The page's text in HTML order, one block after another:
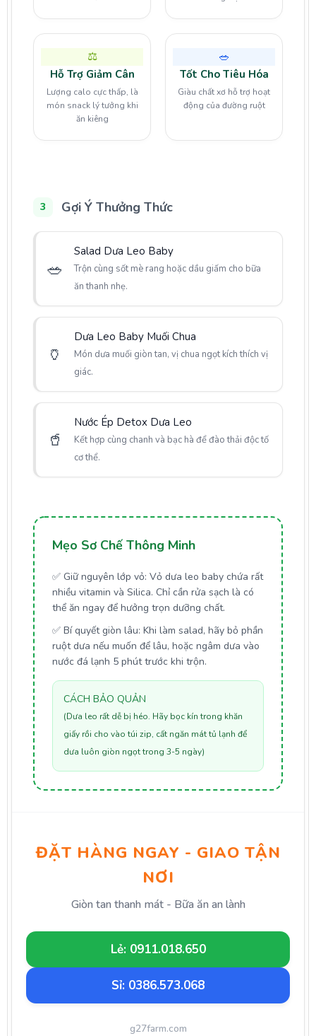
⚖️
Hỗ Trợ Giảm Cân
Lượng calo cực thấp, là
món snack lý tưởng khi
ăn kiêng
🥗
Tốt Cho Tiêu Hóa
Giàu chất xơ hỗ trợ hoạt
động của đường ruột
3 Gợi Ý Thưởng Thức
🥗
Salad Dưa Leo Baby
Trộn cùng sốt mè rang hoặc dầu giấm cho bữa
ăn thanh nhẹ.
🏺
Dưa Leo Baby Muối Chua
Món dưa muối giòn tan, vị chua ngọt kích thích vị
giác.
🥤
Nước Ép Detox Dưa Leo
Kết hợp cùng chanh và bạc hà để đào thải độc tố
cơ thể.
Mẹo Sơ Chế Thông Minh
✅ Giữ nguyên lớp vỏ: Vỏ dưa leo baby chứa rất
nhiều vitamin và Silica. Chỉ cần rửa sạch là có
thể ăn ngay để hưởng trọn dưỡng chất.
✅ Bí quyết giòn lâu: Khi làm salad, hãy bỏ phần
ruột dưa nếu muốn để lâu, hoặc ngâm dưa vào
nước đá lạnh 5 phút trước khi trộn.
CÁCH BẢO QUẢN
(Dưa leo rất dễ bị héo. Hãy bọc kín trong khăn
giấy rồi cho vào túi zip, cất ngăn mát tủ lạnh để
dưa luôn giòn ngọt trong 3-5 ngày)
ĐẶT HÀNG NGAY - GIAO TẬN
NƠI
Giòn tan thanh mát - Bữa ăn an lành
Lẻ: 0911.018.650
Sỉ: 0386.573.068
g27farm.com